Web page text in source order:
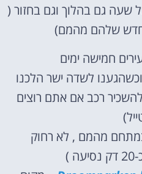
שעה גם בהלוך וגם בחזור (
שלהם מהמם)
לשדה ישר הלכנו
רכב אם אתם רוצים
מהמם , לא רחוק
)